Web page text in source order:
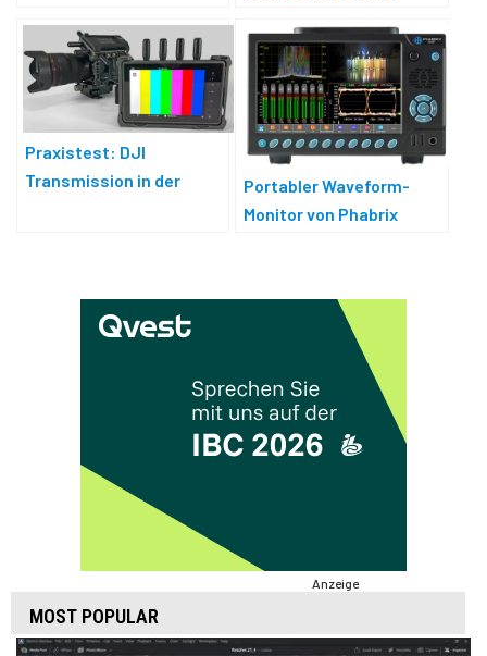
Praxistest: DJI
Transmission in der
Portabler Waveform-
Monitor von Phabrix
Anzeige
MOST POPULAR